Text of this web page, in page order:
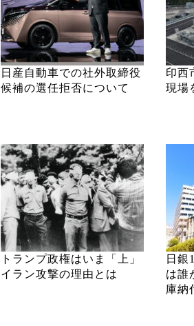
日産自動車での社外取締役
候補の選任拒否について
印西
現場
トランプ政権はいま「上」
イラン攻撃の理由とは
日銀
は誰
庫納